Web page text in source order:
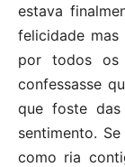
estava
felicidade mas
por todos os
confessasse
que foste das
sentimento.
como ria